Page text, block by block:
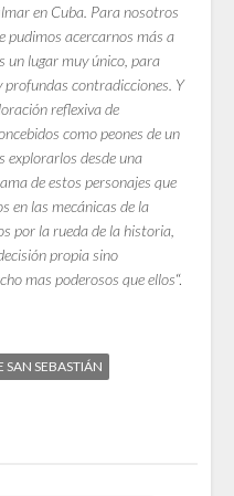
en Cuba. Para nosotros
pudimos acercarnos más a
un lugar muy único, para
profundas contradicciones. Y
reflexiva de
como peones de un
explorarlos desde una
de estos personajes que
en las mecánicas de la
por la rueda de la historia,
propia sino
mas poderosos que ellos“.
SAN SEBASTIÁN